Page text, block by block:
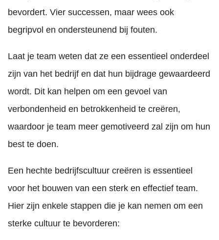
bevordert. Vier successen, maar wees ook
begripvol en ondersteunend bij fouten.
Laat je team weten dat ze een essentieel onderdeel
zijn van het bedrijf en dat hun bijdrage gewaardeerd
wordt. Dit kan helpen om een gevoel van
verbondenheid en betrokkenheid te creëren,
waardoor je team meer gemotiveerd zal zijn om hun
best te doen.
Een hechte bedrijfscultuur creëren is essentieel
voor het bouwen van een sterk en effectief team.
Hier zijn enkele stappen die je kan nemen om een
sterke cultuur te bevorderen: